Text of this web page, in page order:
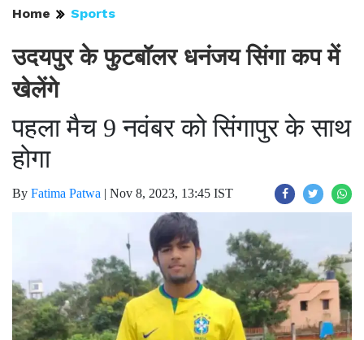
Home Sports
उदयपुर के फुटबॉलर धनंजय सिंगा कप में
खेलेंगे
पहला मैच 9 नवंबर को सिंगापुर के साथ
होगा
By Fatima Patwa | Nov 8, 2023, 13:45 IST